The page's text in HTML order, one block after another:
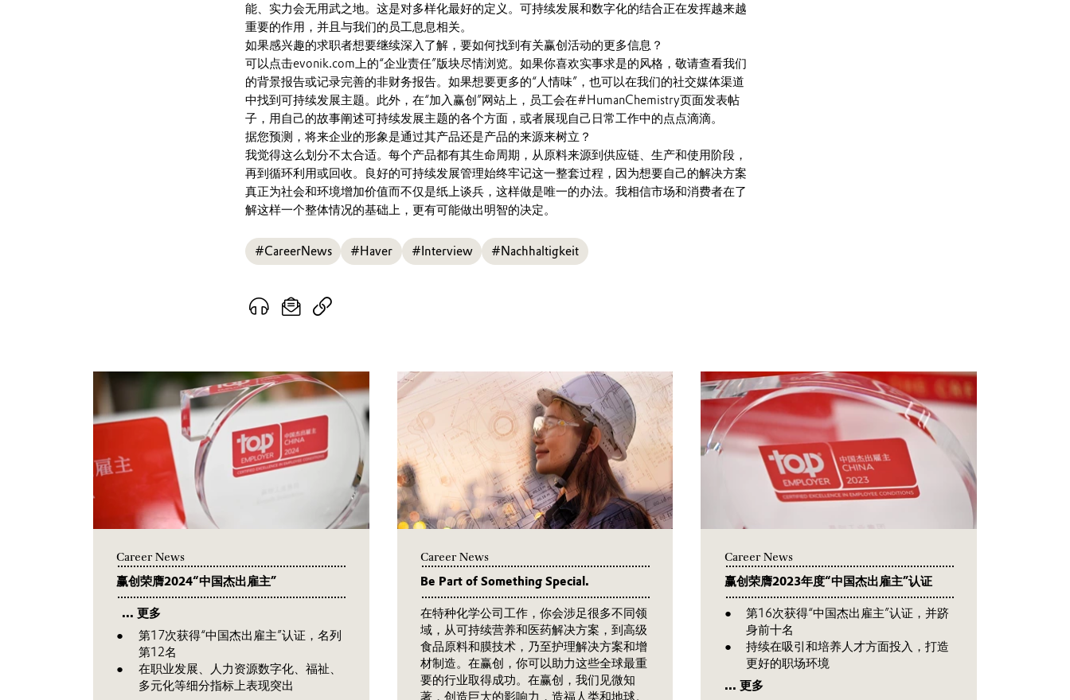
能、实力会无用武之地。这是对多样化最好的定义。可持续发展和数字化的结合正在发挥越来越
重要的作用，并且与我们的员工息息相关。
如果感兴趣的求职者想要继续深入了解，要如何找到有关赢创活动的更多信息？
可以点击evonik.com上的“企业责任”版块尽情浏览。如果你喜欢实事求是的风格，敬请查看我们
的背景报告或记录完善的非财务报告。如果想要更多的“人情味”，也可以在我们的社交媒体渠道
中找到可持续发展主题。此外，在“加入赢创”网站上，员工会在#HumanChemistry页面发表帖
子，用自己的故事阐述可持续发展主题的各个方面，或者展现自己日常工作中的点点滴滴。
据您预测，将来企业的形象是通过其产品还是产品的来源来树立？
我觉得这么划分不太合适。每个产品都有其生命周期，从原料来源到供应链、生产和使用阶段，
再到循环利用或回收。良好的可持续发展管理始终牢记这一整套过程，因为想要自己的解决方案
真正为社会和环境增加价值而不仅是纸上谈兵，这样做是唯一的办法。我相信市场和消费者在了
解这样一个整体情况的基础上，更有可能做出明智的决定。
#CareerNews #Haver #Interview #Nachhaltigkeit
Career News
赢创荣膺2024“中国杰出雇主”
... 更多
第17次获得“中国杰出雇主”认证，名列
第12名
在职业发展、人力资源数字化、福祉、
多元化等细分指标上表现突出
Career News
Be Part of Something Special.
在特种化学公司工作，你会涉足很多不同领
域，从可持续营养和医药解决方案，到高级
食品原料和膜技术，乃至护理解决方案和增
材制造。在赢创，你可以助力这些全球最重
要的行业取得成功。在赢创，我们见微知
著，创造巨大的影响力，造福人类和地球。
Career News
赢创荣膺2023年度“中国杰出雇主”认证
第16次获得“中国杰出雇主”认证，并跻
身前十名
持续在吸引和培养人才方面投入，打造
更好的职场环境
... 更多